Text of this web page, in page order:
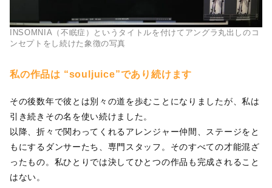
INSOMNIA（不眠症）というタイトルを付けてアングラ丸出しのコ
ンセプトをし続けた象徴の写真
私の作品は “souljuice”であり続けます
その後数年で彼とは別々の道を歩むことになりましたが、私は
引き続きその名を使い続けました。
以降、折々で関わってくれるアレンジャー仲間、ステージをと
もにするダンサーたち、専門スタッフ。そのすべての才能混ざ
ったもの。私ひとりでは決してひとつの作品も完成されること
はない。